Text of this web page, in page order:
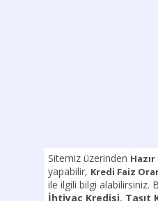
Sitemiz üzerinden
yapabilir, Kredi Faiz
ile ilgili bilgi alabilirsiniz.
İhtiyaç Kredisi, Taşıt